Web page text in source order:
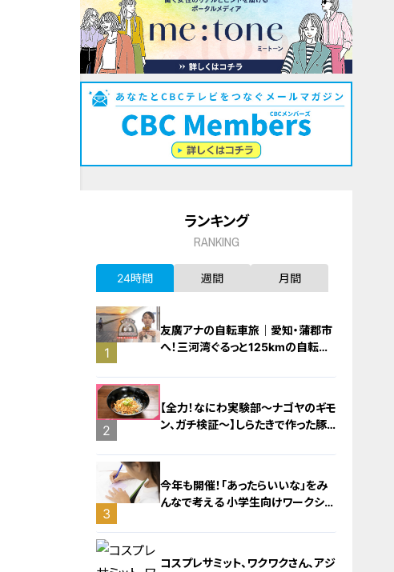
ランキング
RANKING
24時間 週間 月間
1
友廣アナの自転車旅｜愛知・蒲郡市
へ！三河湾ぐるっと125kmの自転車
2
【全力！なにわ実験部～ナゴヤのギモ
ン、ガチ検証～】しらたきで作った豚
3
今年も開催！「あったらいいな」をみ
んなで考える 小学生向けワークショ
コスプレサミット、ワクワクさん、アジ